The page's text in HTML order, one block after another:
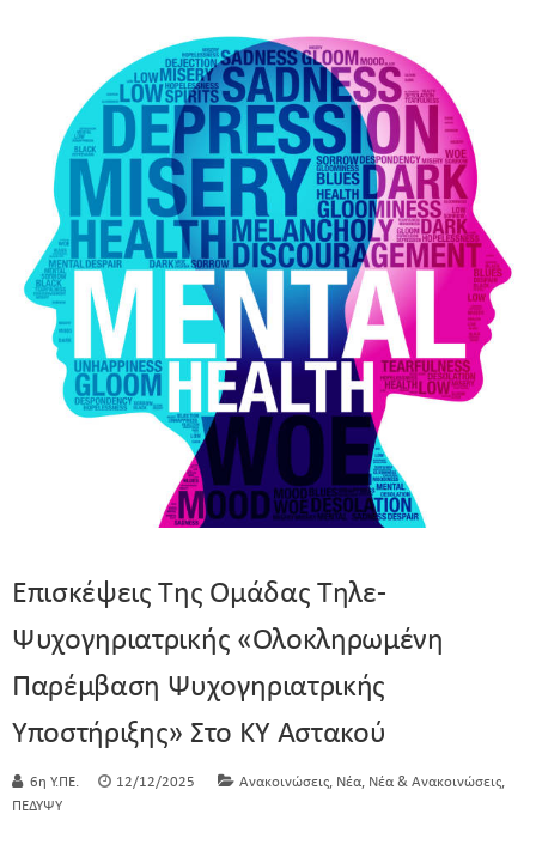
Επισκέψεις Της Ομάδας Τηλε-
Ψυχογηριατρικής «Ολοκληρωμένη
Παρέμβαση Ψυχογηριατρικής
Υποστήριξης» Στο ΚΥ Αστακού
6η Υ.ΠΕ. 12/12/2025 Ανακοινώσεις, Νέα, Νέα & Ανακοινώσεις,
ΠΕΔΥΨΥ